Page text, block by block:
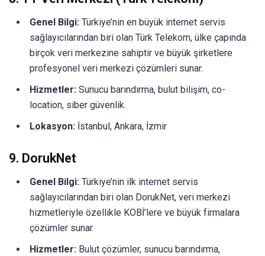
Genel Bilgi: Türkiye’nin en büyük internet servis
sağlayıcılarından biri olan Türk Telekom, ülke çapında
birçok veri merkezine sahiptir ve büyük şirketlere
profesyonel veri merkezi çözümleri sunar.
Hizmetler: Sunucu barındırma, bulut bilişim, co-
location, siber güvenlik.
Lokasyon: İstanbul, Ankara, İzmir
9. DorukNet
Genel Bilgi: Türkiye’nin ilk internet servis
sağlayıcılarından biri olan DorukNet, veri merkezi
hizmetleriyle özellikle KOBİ’lere ve büyük firmalara
çözümler sunar.
Hizmetler: Bulut çözümler, sunucu barındırma,